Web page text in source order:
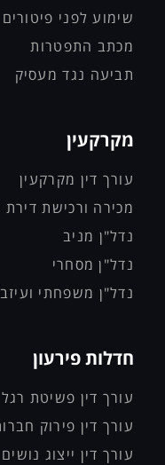
שימוע לפני פיטורים
מכתב התפטרות
תביעה נגד מעסיק
מקרקעין
עורך דין מקרקעין
מכירה ורכישת דירת
נדל"ן מניב
נדל"ן מסחרי
נדל"ן משפחתי
חדלות פירעון
עורך דין פשיטת רגל
עורך דין פירוק
עורך דין ייצוג נושים